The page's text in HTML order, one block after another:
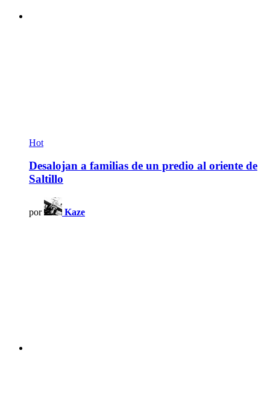
Hot
Desalojan a familias de un predio al oriente de
Saltillo
por Kaze